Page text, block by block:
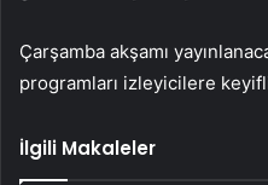
Çarşamba akşamı
programları izleyicilere
İlgili Makaleler